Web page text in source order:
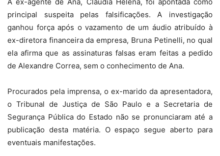
A ex-agente de Ana, Claudia Helena, foi apontada como
principal suspeita pelas falsificações. A investigação
ganhou força após o vazamento de um áudio atribuído à
ex-diretora financeira da empresa, Bruna Petinelli, no qual
ela afirma que as assinaturas falsas eram feitas a pedido
de Alexandre Correa, sem o conhecimento de Ana.
Procurados pela imprensa, o ex-marido da apresentadora,
o Tribunal de Justiça de São Paulo e a Secretaria de
Segurança Pública do Estado não se pronunciaram até a
publicação desta matéria. O espaço segue aberto para
eventuais manifestações.